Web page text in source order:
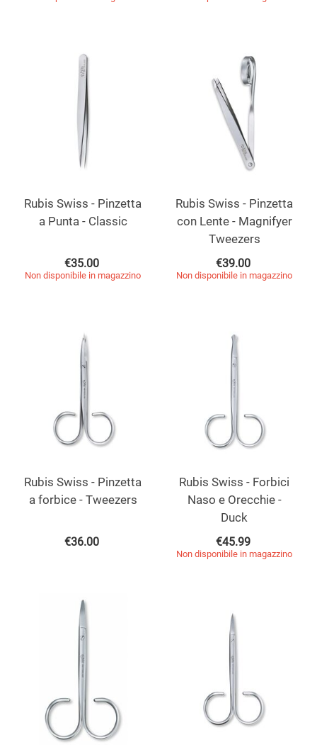
Rubis Swiss - Pinzetta
a Punta - Classic
€35.00
Non disponibile in magazzino
Rubis Swiss - Pinzetta
con Lente - Magnifyer
Tweezers
€39.00
Non disponibile in magazzino
Rubis Swiss - Pinzetta
a forbice - Tweezers
€36.00
Rubis Swiss - Forbici
Naso e Orecchie -
Duck
€45.99
Non disponibile in magazzino